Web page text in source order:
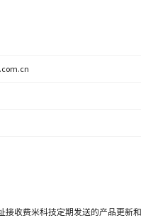
收费米科技定期发送的产品更新和